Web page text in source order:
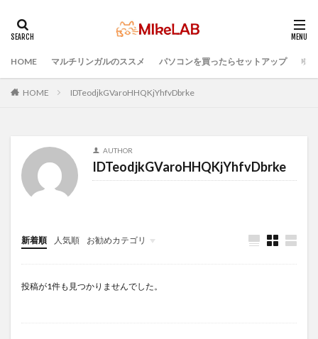
HOME マルチリンガルのススメ パソコンを買ったらセットアップ プ
HOME IDTeodjkGVaroHHQKjYhfvDbrke
AUTHOR
IDTeodjkGVaroHHQKjYhfvDbrke
新着順 人気順 お勧めカテゴリ
Infomation
投稿が1件も見つかりませんでした。
タグ
PCセットアップ 初心者
マルチリンガル
セキュリティ対策ソフト